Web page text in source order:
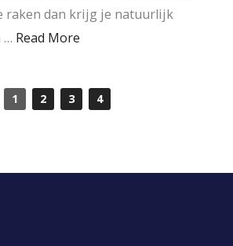
raken dan krijg je natuurlijk
… Read More
1 2 3 4